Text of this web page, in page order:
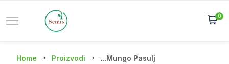
0
Home Proizvodi ...Mungo Pasulj